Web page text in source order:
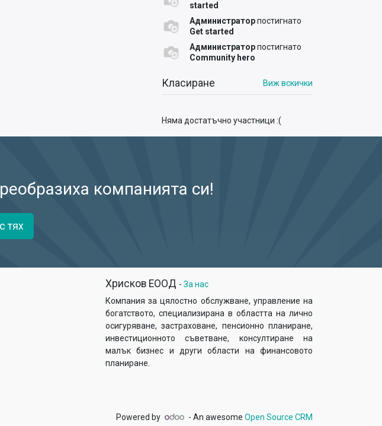
started
Администраторпостигнато
Get started
Администраторпостигнато
Community hero
Виж вскички
Класиране
Няма достатъчно участници :(
компанията си!
тях
Хрисков ЕООД - За нас
Компания за цялостно обслужване, управление на
богатството, специализирана в областта на лично
осигуряване, застраховане, пенсионно планиране,
инвестиционното съветване, консултиране на
малък бизнес и други области на финансовото
планиране.
Powered by - An awesome Open Source CRM